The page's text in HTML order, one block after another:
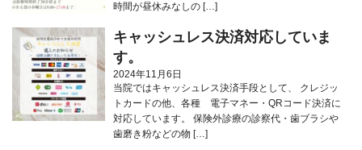
時間が昼休みなしの […]
キャッシュレス決済対応していま
す。
2024年11月6日
当院ではキャッシュレス決済手段として、 クレジッ
トカードの他、各種 電子マネー・QRコード決済に
対応しています。 保険外診療の診察代・歯ブラシや
歯磨き粉などの物 […]